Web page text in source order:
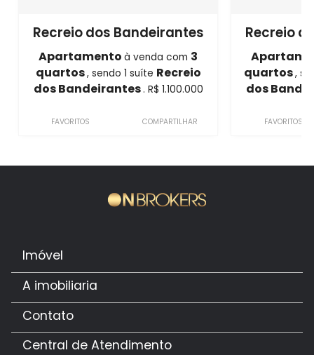
Recreio dos Bandeirantes
Apartamentoà venda com 3
quartos, sendo 1 suíte Recreio
dos Bandeirantes. R$ 1.100.000
FAVORITOS COMPARTILHAR
Recreio
quartos,
dos
FAVORITOS
Imóvel
A imobiliaria
Contato
Central de Atendimento